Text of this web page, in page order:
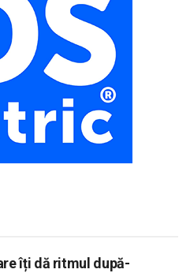
îți dă ritmul după-